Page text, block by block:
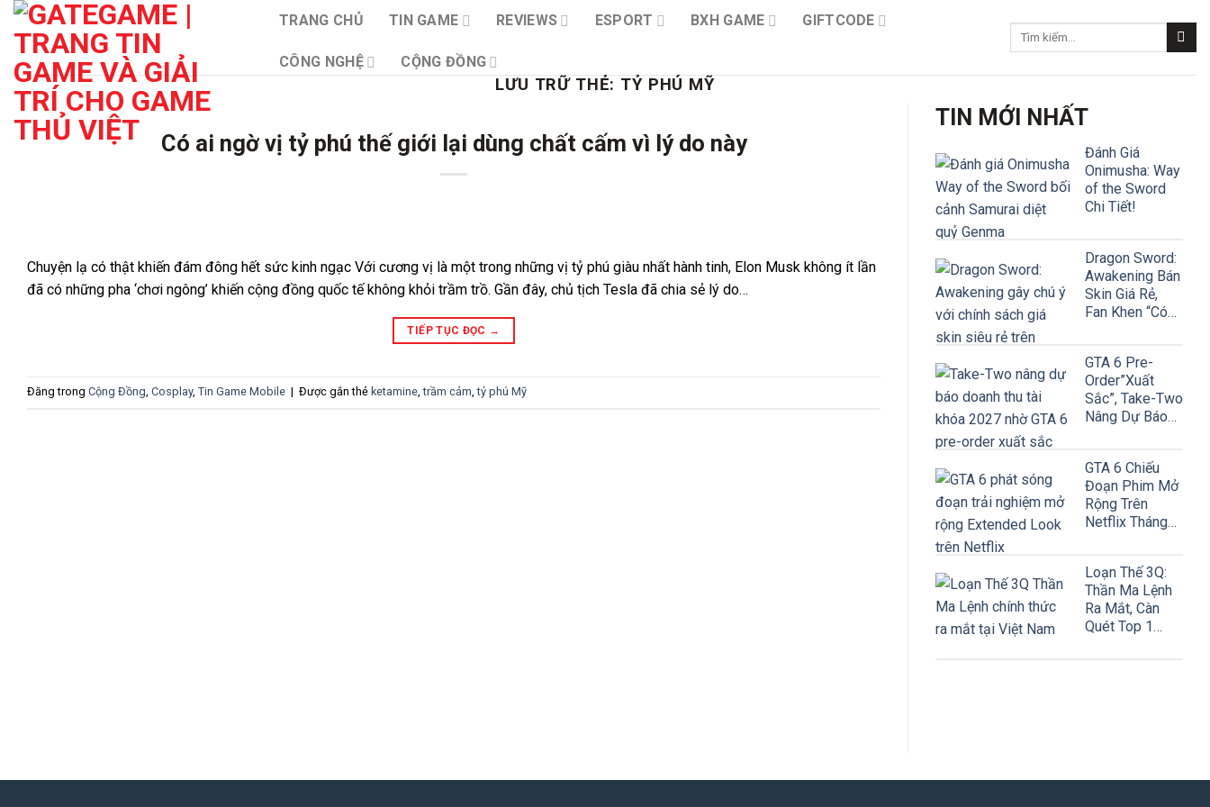
Bỏ
qua
dung
TRANG CHỦ TIN GAME REVIEWS ESPORT BXH GAME GIFTCODE
CÔNG NGHỆ CỘNG ĐỒNG
Tìm
LƯU TRỮ THẺ: TỶ PHÚ MỸ
Có ai ngờ vị tỷ phú thế giới lại dùng chất cấm vì lý do này
Chuyện lạ có thật khiến đám đông hết sức kinh ngạc Với cương vị là một trong những vị tỷ phú giàu nhất hành tinh, Elon Musk không ít lần
đã có những pha ‘chơi ngông’ khiến cộng đồng quốc tế không khỏi trầm trồ. Gần đây, chủ tịch Tesla đã chia sẻ lý do…
TIẾP TỤC ĐỌC →
Đăng trong Cộng Đồng, Cosplay, Tin Game Mobile | Được gắn thẻ ketamine,trầm cảm,tỷ phú Mỹ
TIN MỚI NHẤT
Đánh Giá
Onimusha: Way
of the Sword
Chi Tiết!
Dragon Sword:
Awakening Bán
Skin Giá Rẻ,
Fan Khen “Có
GTA 6 Pre-
Order”Xuất
Sắc”, Take-Two
Nâng Dự Báo
GTA 6 Chiếu
Đoạn Phim Mở
Rộng Trên
Netflix Tháng
Loạn Thế 3Q:
Thần Ma Lệnh
Ra Mắt, Càn
Quét Top 1